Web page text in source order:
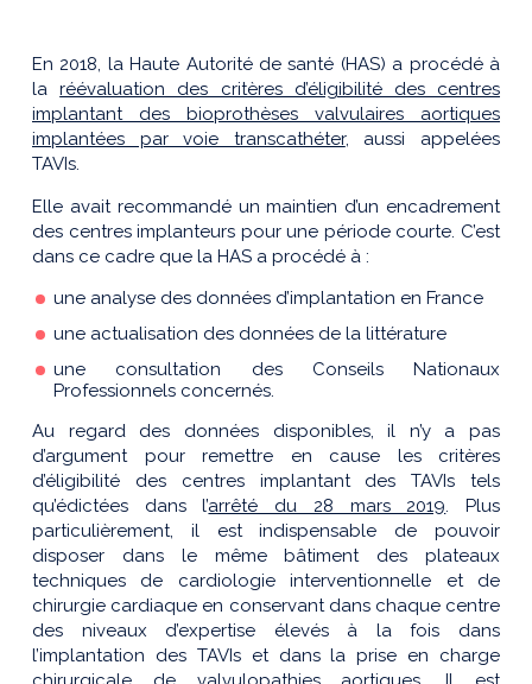
En 2018, la Haute Autorité de santé (HAS) a procédé à
laréévaluation des critères d’éligibilité des centres
implantant des bioprothèses valvulaires aortiques
implantées par voie transcathéter, aussi appelées
TAVIs.
Elle avait recommandé un maintien d’un encadrement
des centres implanteurs pour une période courte. C’est
dans ce cadre que la HAS a procédé à :
une analyse des données d’implantation en France
une actualisation des données de la littérature
une consultation des Conseils Nationaux
Professionnels concernés.
Au regard des données disponibles, il n’y a pas
d’argument pour remettre en cause les critères
d’éligibilité des centres implantant des TAVIs tels
qu’édictées dans l’arrêté du 28 mars 2019. Plus
particulièrement, il est indispensable de pouvoir
disposer dans le même bâtiment des plateaux
techniques de cardiologie interventionnelle et de
chirurgie cardiaque en conservant dans chaque centre
des niveaux d’expertise élevés à la fois dans
l’implantation des TAVIs et dans la prise en charge